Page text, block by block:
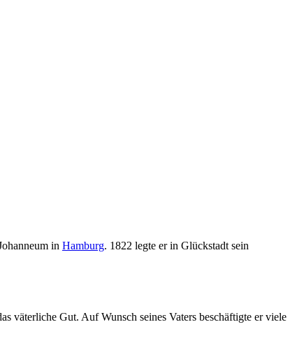
in Hamburg. 1822 legte er in Glückstadt sein
väterliche Gut. Auf Wunsch seines Vaters beschäftigte er viele